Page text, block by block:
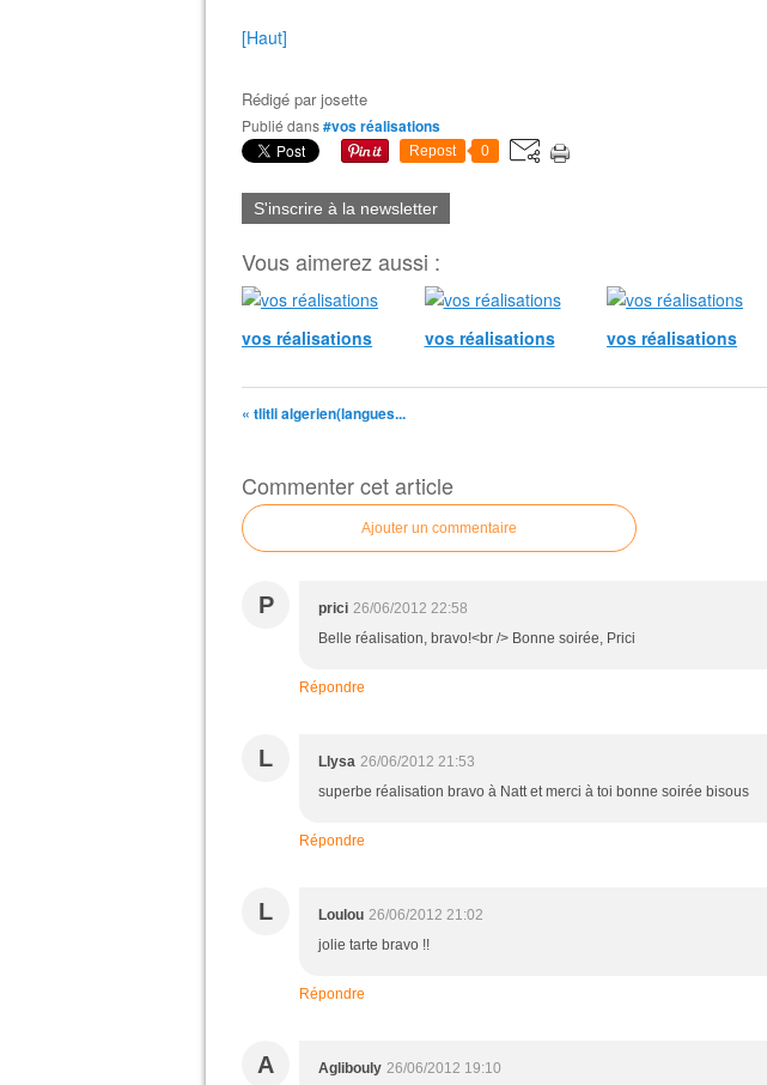
[Haut]
Rédigé parjosette
Publié dans#vos réalisations
Repost 0
S'inscrire à la newsletter
Vous aimerez aussi :
vos réalisations vos réalisations vos réalisations
« tlitli algerien(langues...
Commenter cet article
Ajouter un commentaire
P prici 26/06/2012 22:58
Belle réalisation, bravo!<br /> Bonne soirée, Prici
Répondre
L Llysa 26/06/2012 21:53
superbe réalisation bravo à Natt et merci à toi bonne soirée bisous
Répondre
L Loulou 26/06/2012 21:02
jolie tarte bravo !!
Répondre
A Aglibouly 26/06/2012 19:10